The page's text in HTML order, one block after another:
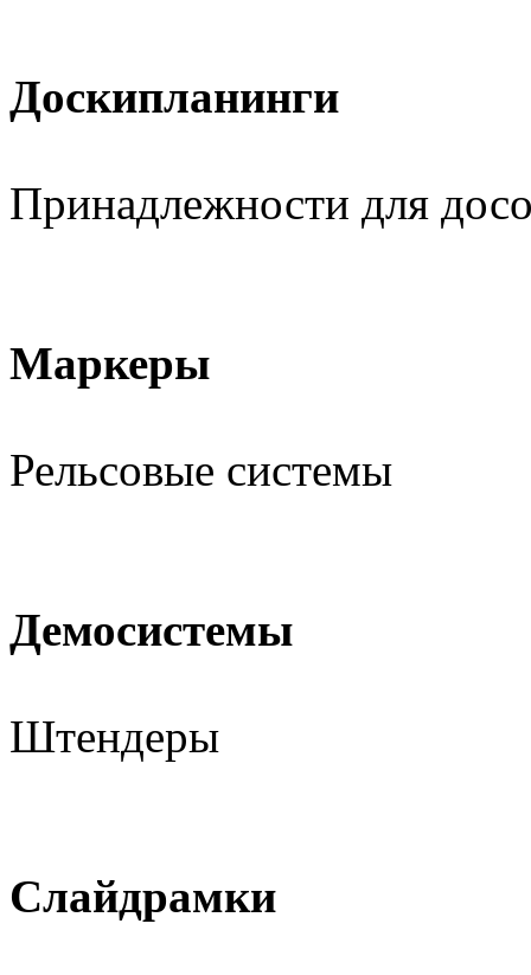
Доскипланинги
Принадлежности для
Маркеры
Рельсовые системы
Демосистемы
Штендеры
Слайдрамки